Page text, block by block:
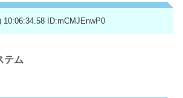
10:06:34.58 ID:mCMJEnwP0
テム